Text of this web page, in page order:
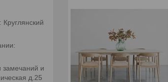
Круглянский
замечаний и
д.25